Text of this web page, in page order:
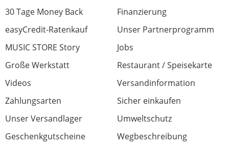
30 Tage Money Back
Finanzierung
easyCredit-Ratenkauf
Unser Partnerprogramm
MUSIC STORE Story
Jobs
Große Werkstatt
Restaurant / Speisekarte
Videos
Versandinformation
Zahlungsarten
Sicher einkaufen
Unser Versandlager
Umweltschutz
Geschenkgutscheine
Wegbeschreibung